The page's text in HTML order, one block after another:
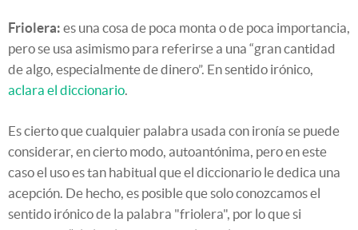
Friolera: es una cosa de poca monta o de poca importancia,
pero se usa asimismo para referirse a una “gran cantidad
de algo, especialmente de dinero”. En sentido irónico,
aclara el diccionario.
Es cierto que cualquier palabra usada con ironía se puede
considerar, en cierto modo, autoantónima, pero en este
caso el uso es tan habitual que el diccionario le dedica una
acepción. De hecho, es posible que solo conozcamos el
sentido irónico de la palabra "friolera", por lo que si